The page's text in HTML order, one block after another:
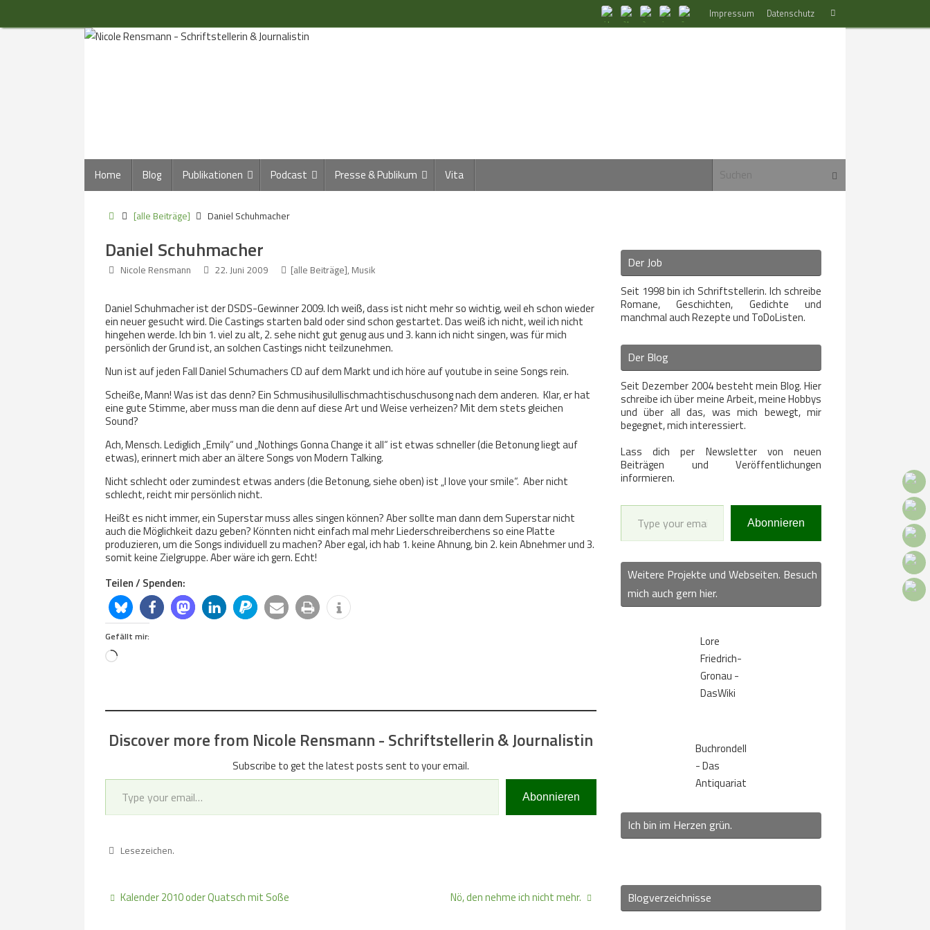
Inhalt
Impressum Datenschutz
nach:
Suchen
Inhalt
springen
Home Blog Publikationen Podcast Presse & Publikum Vita Suchen
Start[alle Beiträge] Daniel Schuhmacher
Daniel Schuhmacher
Nicole Rensmann 22. Juni 2009 [alle Beiträge], Musik
Daniel Schuhmacher ist der DSDS-Gewinner 2009. Ich weiß, dass ist nicht mehr so wichtig, weil eh schon wieder
ein neuer gesucht wird. Die Castings starten bald oder sind schon gestartet. Das weiß ich nicht, weil ich nicht
hingehen werde. Ich bin 1. viel zu alt, 2. sehe nicht gut genug aus und 3. kann ich nicht singen, was für mich
persönlich der Grund ist, an solchen Castings nicht teilzunehmen.
Nun ist auf jeden Fall Daniel Schumachers CD auf dem Markt und ich höre auf youtube in seine Songs rein.
Scheiße, Mann! Was ist das denn? Ein Schmusihusilullischmachtischuschusong nach dem anderen. Klar, er hat
eine gute Stimme, aber muss man die denn auf diese Art und Weise verheizen? Mit dem stets gleichen
Sound?
Ach, Mensch. Lediglich „Emily“ und „Nothings Gonna Change it all“ ist etwas schneller (die Betonung liegt auf
etwas), erinnert mich aber an ältere Songs von Modern Talking.
Nicht schlecht oder zumindest etwas anders (die Betonung, siehe oben) ist „I love your smile“. Aber nicht
schlecht, reicht mir persönlich nicht.
Heißt es nicht immer, ein Superstar muss alles singen können? Aber sollte man dann dem Superstar nicht
auch die Möglichkeit dazu geben? Könnten nicht einfach mal mehr Liederschreiberchens so eine Platte
produzieren, um die Songs individuell zu machen? Aber egal, ich hab 1. keine Ahnung, bin 2. kein Abnehmer und 3.
somit keine Zielgruppe. Aber wäre ich gern. Echt!
Teilen / Spenden:
Gefällt mir:
Loading…
Discover more from Nicole Rensmann - Schriftstellerin & Journalistin
Subscribe to get the latest posts sent to your email.
Type your email…
Abonnieren
Lesezeichen.
Kalender 2010 oder Quatsch mit Soße Nö, den nehme ich nicht mehr.
Der Job
Seit 1998 bin ich Schriftstellerin. Ich schreibe
Romane, Geschichten, Gedichte und
manchmal auch Rezepte und ToDoListen.
Der Blog
Seit Dezember 2004 besteht mein Blog. Hier
schreibe ich über meine Arbeit, meine Hobbys
und über all das, was mich bewegt, mir
begegnet, mich interessiert.
Lass dich per Newsletter von neuen
Beiträgen und Veröffentlichungen
informieren.
Type your email…
Abonnieren
Weitere Projekte und Webseiten. Besuch
mich auch gern hier.
Lore
Friedrich-
Gronau -
DasWiki
Buchrondell
- Das
Antiquariat
Ich bin im Herzen grün.
Blogverzeichnisse